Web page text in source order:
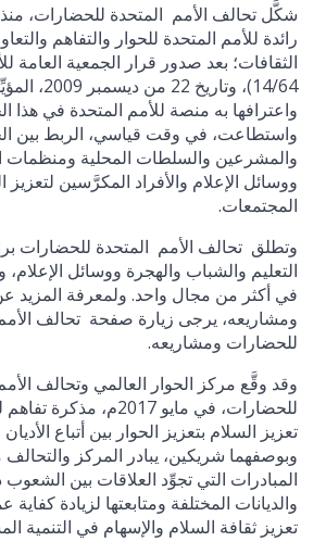
شكَّل تحالف الأمم المتحدة للحضارات، منذ
رائدة للأمم المتحدة للحوار والتفاهم
الثقافات؛ بعد صدور قرار الجمعية العامة
14/64)، وتاريخ
واعترافها به منصة للأمم المتحدة في
واستطاعت، في وقت قياسي، الربط بين
والمشرعين والسلطات المحلية ومنظمات
ووسائل الإعلام والأفراد المكرَّسين
المجتمعات.
وتطلق تحالف الأمم المتحدة للحضارات
التعليم والشباب والهجرة ووسائل
في أكثر من مجال واحد. ولمعرفة المزيد
ومشاريعه، يرجى زيارة صفحة تحالف
للحضارات ومشاريعه.
وقد وقَّع مركز الحوار العالمي وتحالف
للحضارات، في مايو
تعزيز السلام بتعزيز الحوار بين أتباع
وبوصفهما شريكين، يبادر المركز
المبادرات التي تجوِّد العلاقات بين الشعوب
والديانات المختلفة ومتابعتها لزيادة كفاية
تعزيز ثقافة السلام والإسهام في التنمية